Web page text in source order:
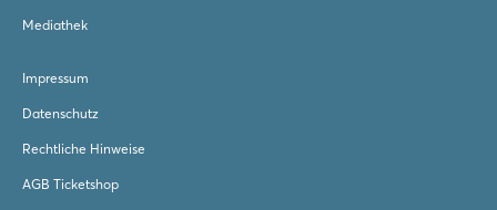
Mediathek
Impressum
Datenschutz
Rechtliche Hinweise
AGB Ticketshop